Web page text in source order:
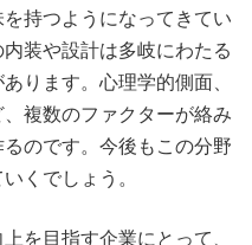
持つようになってきてい
装や設計は多岐にわたる
ります。心理学的側面、
複数のファクターが絡み
のです。今後もこの分野
くでしょう。
を目指す企業にとって、